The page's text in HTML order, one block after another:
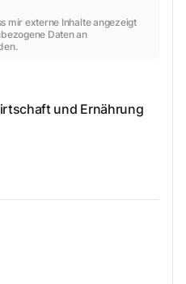
mir externe Inhalte angezeigt
Daten an
und Ernährung